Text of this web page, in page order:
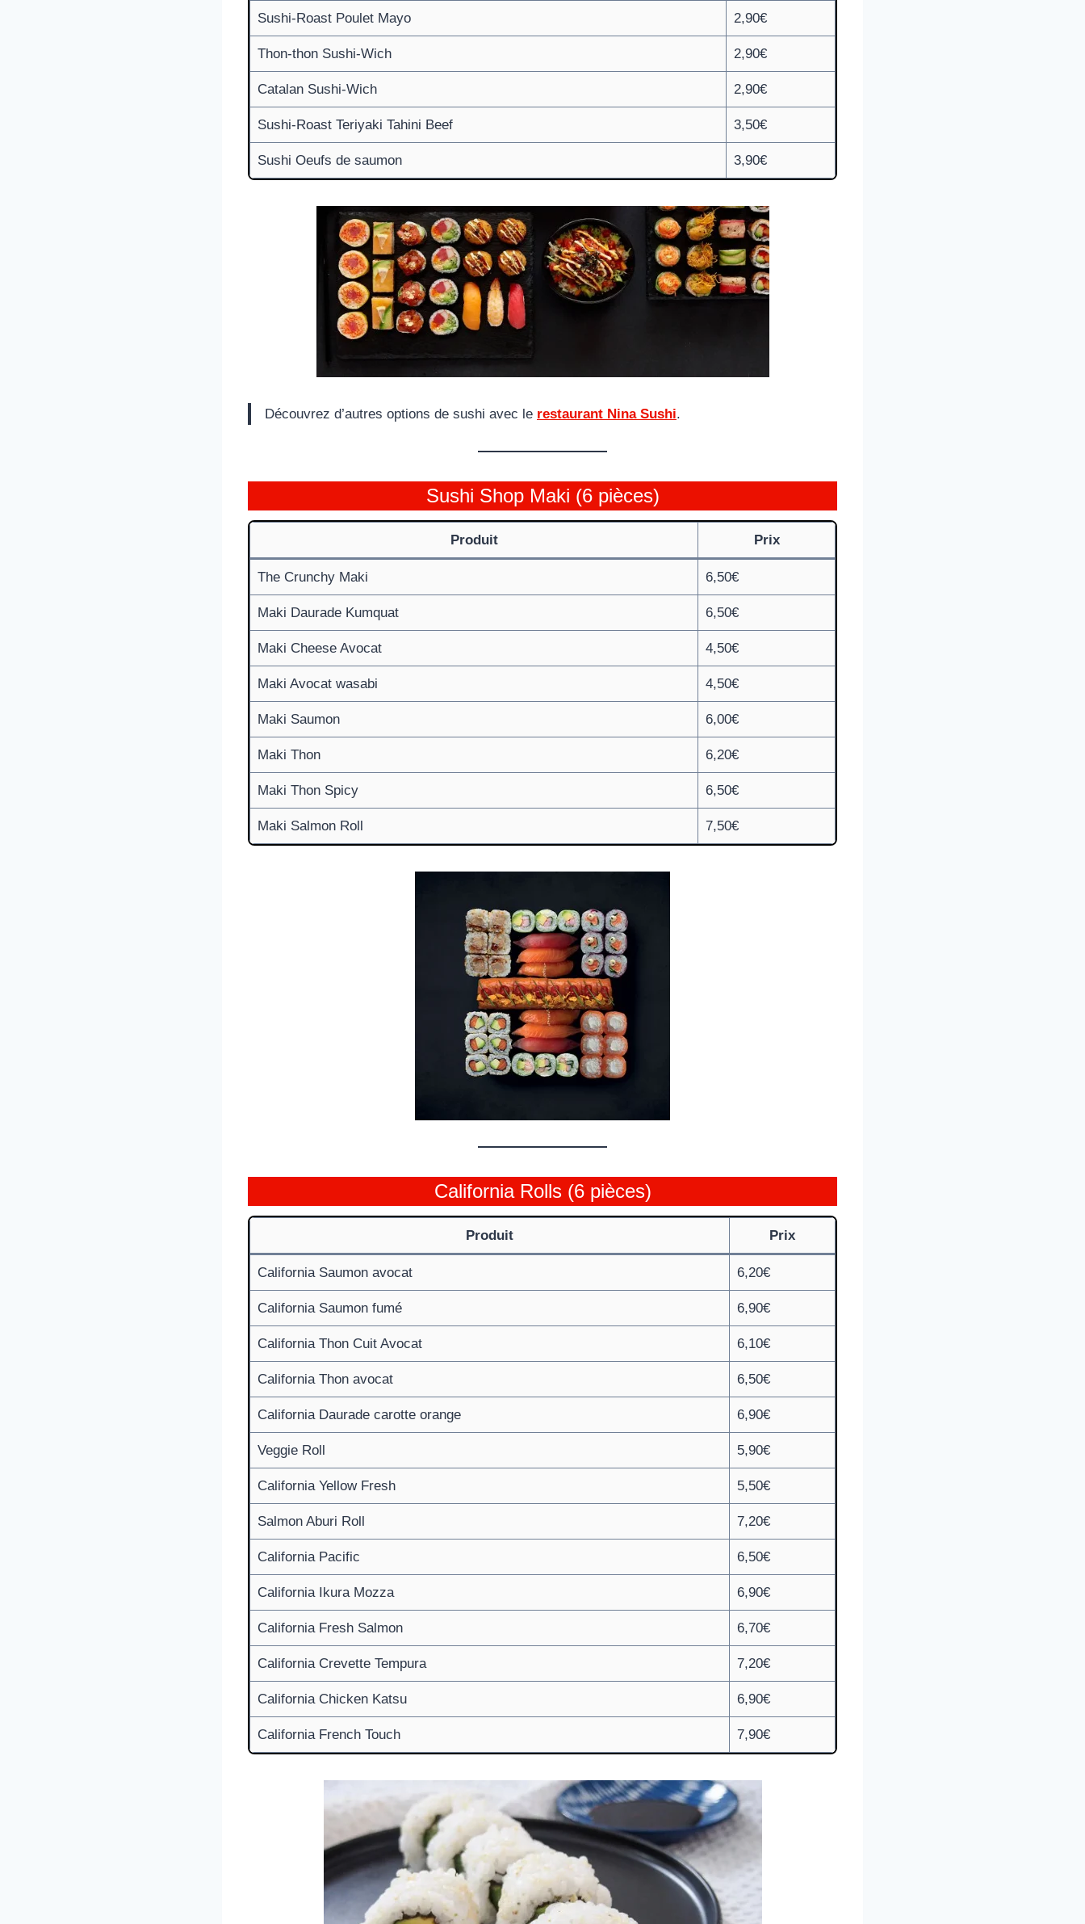
Sushi-Roast Poulet Mayo 2,90€
Thon-thon Sushi-Wich 2,90€
Catalan Sushi-Wich 2,90€
Sushi-Roast Teriyaki Tahini Beef 3,50€
Sushi Oeufs de saumon 3,90€
Découvrez d’autres options de sushi avec le restaurant Nina Sushi.
Sushi Shop Maki (6 pièces)
Produit Prix
The Crunchy Maki 6,50€
Maki Daurade Kumquat 6,50€
Maki Cheese Avocat 4,50€
Maki Avocat wasabi 4,50€
Maki Saumon 6,00€
Maki Thon 6,20€
Maki Thon Spicy 6,50€
Maki Salmon Roll 7,50€
California Rolls (6 pièces)
Produit Prix
California Saumon avocat 6,20€
California Saumon fumé 6,90€
California Thon Cuit Avocat 6,10€
California Thon avocat 6,50€
California Daurade carotte orange 6,90€
Veggie Roll 5,90€
California Yellow Fresh 5,50€
Salmon Aburi Roll 7,20€
California Pacific 6,50€
California Ikura Mozza 6,90€
California Fresh Salmon 6,70€
California Crevette Tempura 7,20€
California Chicken Katsu 6,90€
California French Touch 7,90€